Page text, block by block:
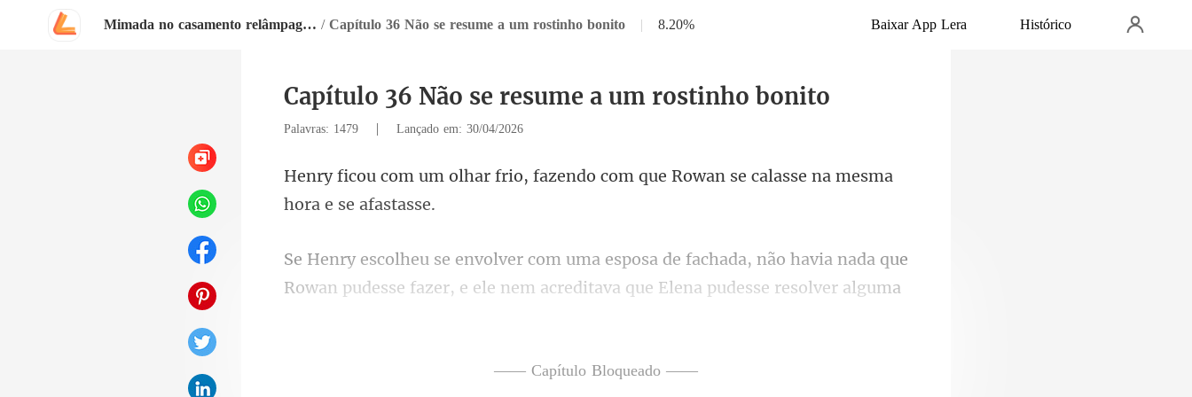
Mimada no casamento relâmpago com o magnata / Capítulo 36 Não se resume a um rostinho bonito | 8.20% Baixar App Lera Histórico
Capítulo 36 Não se resume a um rostinho bonito
Palavras: 1479 | Lançado em: 30/04/2026
fazendo com que Rowan se calass
ue
Rowan pudesse fazer, e ele nem acreditava que Elena pudesse resolver a
—— Capítulo Bloqueado ——